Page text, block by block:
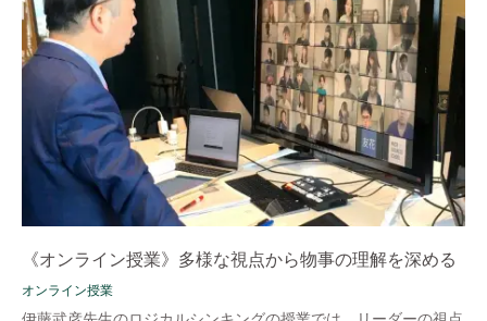
《オンライン授業》多様な視点から物事の理解を深める
オンライン授業